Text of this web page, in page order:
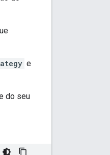
e
do seu